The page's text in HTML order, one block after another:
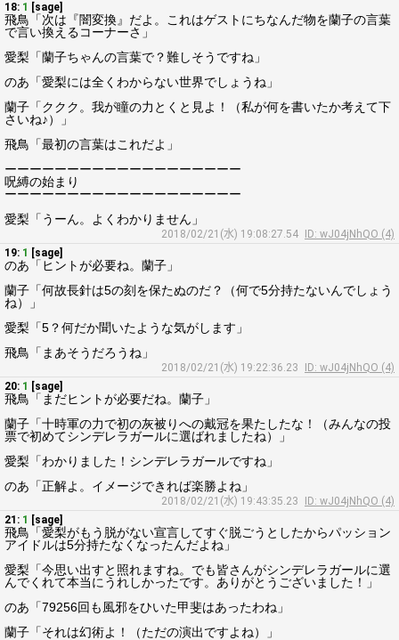
18: 1 [sage]
飛鳥「次は『闇変換』だよ。これはゲストにちなんだ物を蘭子の言葉
で言い換えるコーナーさ」
愛梨「蘭子ちゃんの言葉で？難しそうですね」
のあ「愛梨には全くわからない世界でしょうね」
蘭子「ククク。我が瞳の力とくと見よ！（私が何を書いたか考えて下
さいね♪）」
飛鳥「最初の言葉はこれだよ」
ーーーーーーーーーーーーーーーーーーー
呪縛の始まり
ーーーーーーーーーーーーーーーーーーー
愛梨「うーん。よくわかりません」
2018/02/21(水) 19:08:27.54
ID: wJ04jNhQO (4)
19: 1 [sage]
のあ「ヒントが必要ね。蘭子」
蘭子「何故長針は5の刻を保たぬのだ？（何で5分持たないんでしょう
ね）」
愛梨「5？何だか聞いたような気がします」
飛鳥「まあそうだろうね」
2018/02/21(水) 19:22:36.23
ID: wJ04jNhQO (4)
20: 1 [sage]
飛鳥「まだヒントが必要だね。蘭子」
蘭子「十時軍の力で初の灰被りへの戴冠を果たしたな！（みんなの投
票で初めてシンデレラガールに選ばれましたね）」
愛梨「わかりました！シンデレラガールですね」
のあ「正解よ。イメージできれば楽勝よね」
2018/02/21(水) 19:43:35.23
ID: wJ04jNhQO (4)
21: 1 [sage]
飛鳥「愛梨がもう脱がない宣言してすぐ脱ごうとしたからパッション
アイドルは5分持たなくなったんだよね」
愛梨「今思い出すと照れますね。でも皆さんがシンデレラガールに選
んでくれて本当にうれしかったです。ありがとうございました！」
のあ「79256回も風邪をひいた甲斐はあったわね」
蘭子「それは幻術よ！（ただの演出ですよね）」